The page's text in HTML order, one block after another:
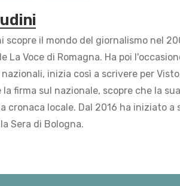
scopre il mondo del giornalismo nel
La Voce di Romagna. Ha poi
inizia così a scrivere per
firma sul nazionale, scopre che la
cronaca locale. Dal 2016 ha iniziato a
Sera di Bologna.